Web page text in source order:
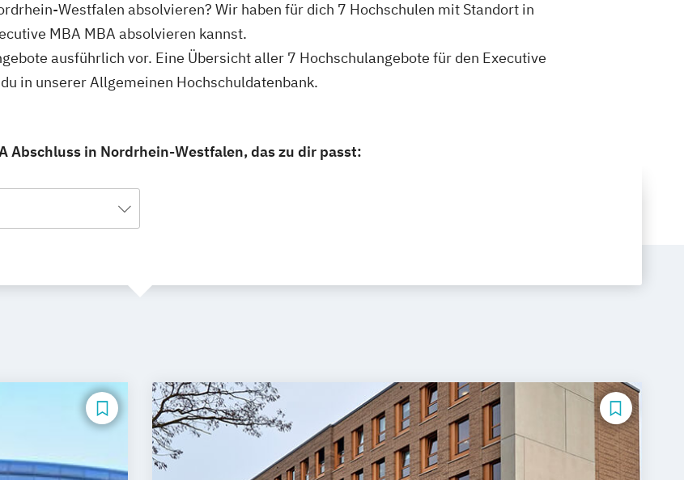
Westfalen absolvieren? Wir haben für dich 7 Hochschulen mit Standort in
MBA MBA absolvieren kannst.
ausführlich vor. Eine Übersicht aller 7 Hochschulangebote für den Executive
in unserer Allgemeinen Hochschuldatenbank.
Abschluss in Nordrhein-Westfalen, das zu dir passt: